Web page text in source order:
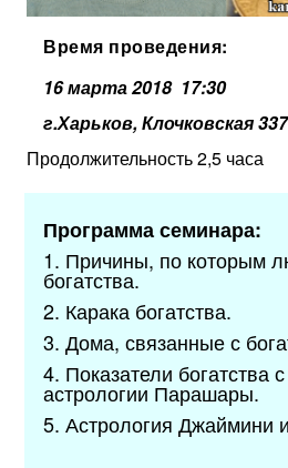
Время проведения:
16 марта 2018 17:30
г.Харьков, Клочковская
Продолжительность 2,5 часа
Программа семинара:
1. Причины, по которым
богатства.
2. Карака богатства.
3. Дома, связанные с
4. Показатели богатства
астрологии Парашары.
5. Астрология Джаймини